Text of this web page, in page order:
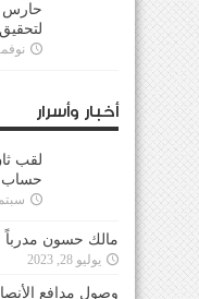
حارس
نوفمبر 27,
أخبار وأسرار
لقب
حساب
سبتمبر
مالك حسون مدرباً
يوليو 28, 2023
وصول مدافع